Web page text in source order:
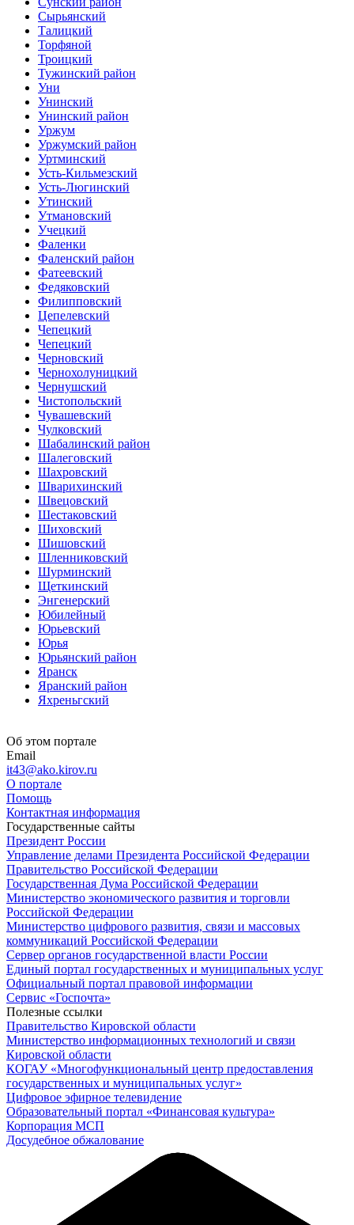
Сырьянский
Талицкий
Торфяной
Троицкий
Тужинский район
Уни
Унинский
Унинский район
Уржум
Уржумский район
Уртминский
Усть-Кильмезский
Усть-Люгинский
Утинский
Утмановский
Учецкий
Фаленки
Фаленский район
Фатеевский
Федяковский
Филипповский
Цепелевский
Чепецкий
Чепецкий
Черновский
Чернохолуницкий
Чернушский
Чистопольский
Чувашевский
Чулковский
Шабалинский район
Шалеговский
Шахровский
Шварихинский
Швецовский
Шестаковский
Шиховский
Шишовский
Шленниковский
Шурминский
Щеткинский
Энгенерский
Юбилейный
Юрьевский
Юрья
Юрьянский район
Яранск
Яранский район
Яхреньгский
Об этом портале
Email
it43@ako.kirov.ru
О портале
Помощь
Контактная информация
Государственные сайты
Президент России
Управление делами Президента Российской Федерации
Правительство Российской Федерации
Государственная Дума Российской Федерации
Министерство экономического развития и торговли
Российской Федерации
Министерство цифрового развития, связи и массовых
коммуникаций Российской Федерации
Сервер органов государственной власти России
Единый портал государственных и муниципальных услуг
Официальный портал правовой информации
Cервис «Госпочта»
Полезные ссылки
Правительство Кировской области
Министерство информационных технологий и связи
Кировской области
КОГАУ «Многофункциональный центр предоставления
государственных и муниципальных услуг»
Цифровое эфирное телевидение
Образовательный портал «Финансовая культура»
Корпорация МСП
Досудебное обжалование